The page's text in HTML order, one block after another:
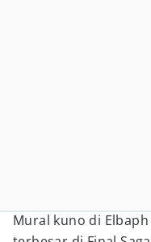
Mural kuno di